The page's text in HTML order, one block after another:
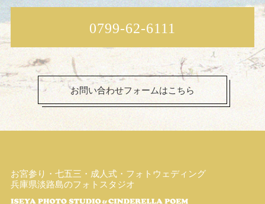
0799-62-6111
お問い合わせフォームはこちら
お宮参り・七五三・成人式・フォトウェディング
兵庫県淡路島のフォトスタジオ